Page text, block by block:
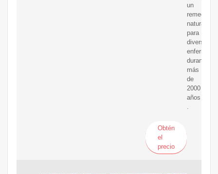
un
remedio
natural
para
diversas
durante
más
de
2000
años
Obtén
el
precio